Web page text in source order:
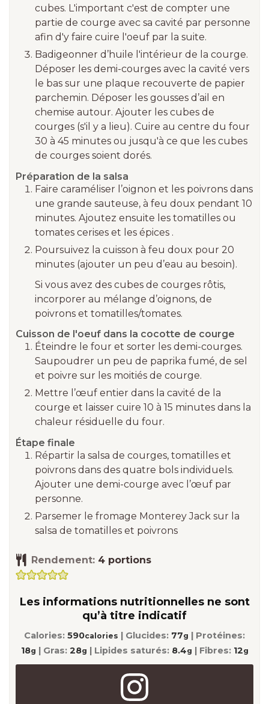
cubes. L'important c'est de compter une
partie de courge avec sa cavité par personne
afin d'y faire cuire l'oeuf par la suite.
Badigeonner d’huile l'intérieur de la courge.
Déposer les demi-courges avec la cavité vers
le bas sur une plaque recouverte de papier
parchemin. Déposer les gousses d’ail en
chemise autour. Ajouter les cubes de
courges (s'il y a lieu). Cuire au centre du four
30 à 45 minutes ou jusqu'à ce que les cubes
de courges soient dorés.
Préparation de la salsa
Faire caraméliser l’oignon et les poivrons dans
une grande sauteuse, à feu doux pendant 10
minutes. Ajoutez ensuite les tomatilles ou
tomates cerises et les épices .
Poursuivez la cuisson à feu doux pour 20
minutes (ajouter un peu d’eau au besoin).
Si vous avez des cubes de courges rôtis,
incorporer au mélange d’oignons, de
poivrons et tomatilles/tomates.
Cuisson de l'oeuf dans la cocotte de courge
Éteindre le four et sorter les demi-courges.
Saupoudrer un peu de paprika fumé, de sel
et poivre sur les moitiés de courge.
Mettre l’œuf entier dans la cavité de la
courge et laisser cuire 10 à 15 minutes dans la
chaleur résiduelle du four.
Étape finale
Répartir la salsa de courges, tomatilles et
poivrons dans des quatre bols individuels.
Ajouter une demi-courge avec l’œuf par
personne.
Parsemer le fromage Monterey Jack sur la
salsa de tomatilles et poivrons
Rendement: 4 portions
Les informations nutritionnelles ne sont
qu’à titre indicatif
Calories: 590calories | Glucides: 77g | Protéines:
18g | Gras: 28g | Lipides saturés: 8.4g | Fibres: 12g